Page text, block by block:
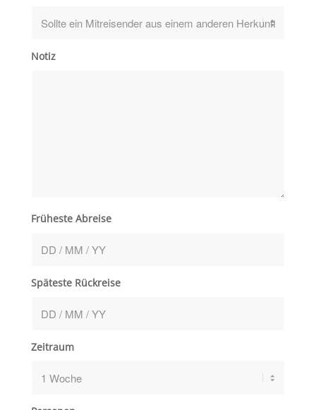
Notiz
Früheste Abreise
Späteste Rückreise
Zeitraum